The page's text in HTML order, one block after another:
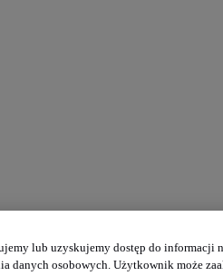
lub uzyskujemy dostęp do
danych osobowych. Użytkownik może